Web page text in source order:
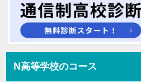
N高等学校のコース